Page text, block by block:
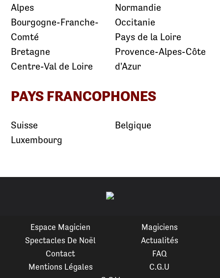
Alpes
Bourgogne-Franche-
Comté
Bretagne
Centre-Val de Loire
Normandie
Occitanie
Pays de la Loire
Provence-Alpes-Côte
d'Azur
PAYS FRANCOPHONES
Suisse
Luxembourg
Belgique
Espace Magicien
Magiciens
Spectacles De Noël
Actualités
Contact
FAQ
Mentions Légales
C.G.U